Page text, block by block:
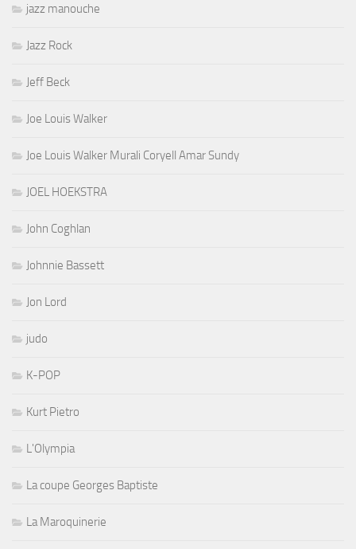
jazz manouche
Jazz Rock
Jeff Beck
Joe Louis Walker
Joe Louis Walker Murali Coryell Amar Sundy
JOEL HOEKSTRA
John Coghlan
Johnnie Bassett
Jon Lord
judo
K-POP
Kurt Pietro
L'Olympia
La coupe Georges Baptiste
La Maroquinerie